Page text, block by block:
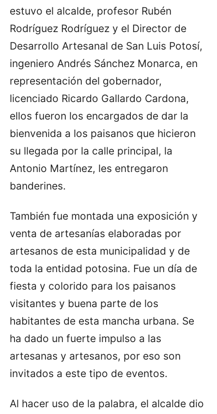
estuvo el alcalde, profesor Rubén
Rodríguez Rodríguez y el Director de
Desarrollo Artesanal de San Luis Potosí,
ingeniero Andrés Sánchez Monarca, en
representación del gobernador,
licenciado Ricardo Gallardo Cardona,
ellos fueron los encargados de dar la
bienvenida a los paisanos que hicieron
su llegada por la calle principal, la
Antonio Martínez, les entregaron
banderines.
También fue montada una exposición y
venta de artesanías elaboradas por
artesanos de esta municipalidad y de
toda la entidad potosina. Fue un día de
fiesta y colorido para los paisanos
visitantes y buena parte de los
habitantes de esta mancha urbana. Se
ha dado un fuerte impulso a las
artesanas y artesanos, por eso son
invitados a este tipo de eventos.
Al hacer uso de la palabra, el alcalde dio